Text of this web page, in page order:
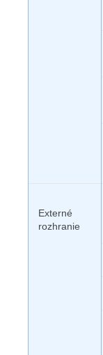
Externé
rozhranie